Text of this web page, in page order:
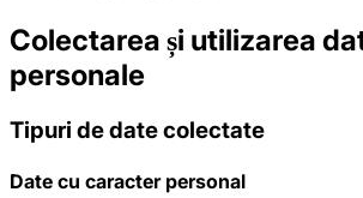
Colectarea și utilizarea
personale
Tipuri de date colectate
Date cu caracter personal